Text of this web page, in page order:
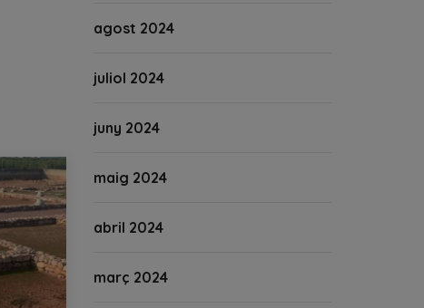
agost 2024
juliol 2024
juny 2024
maig 2024
abril 2024
març 2024